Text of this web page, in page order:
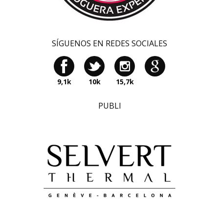
SÍGUENOS EN REDES SOCIALES
9,1k 10k 15,7k
PUBLI